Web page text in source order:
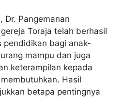
Dr. Pangemanan
Toraja telah berhasil
pendidikan bagi anak-
mampu dan juga
keterampilan kepada
Hasil
betapa pentingnya